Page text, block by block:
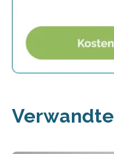
Verwandte